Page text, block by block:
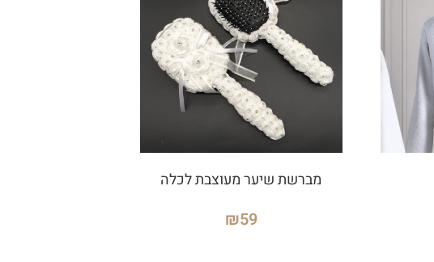
מברשת שיער מעוצבת לכלה
₪59